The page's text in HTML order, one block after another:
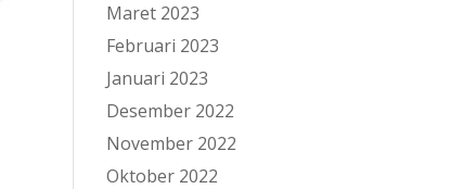
Maret 2023
Februari 2023
Januari 2023
Desember 2022
November 2022
Oktober 2022